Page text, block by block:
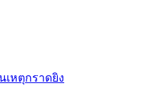
เหตุกราดยิง